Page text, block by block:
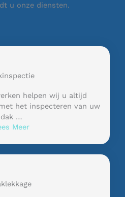
u onze diensten.
helpen wij u altijd
het inspecteren van uw
dak …
Meer